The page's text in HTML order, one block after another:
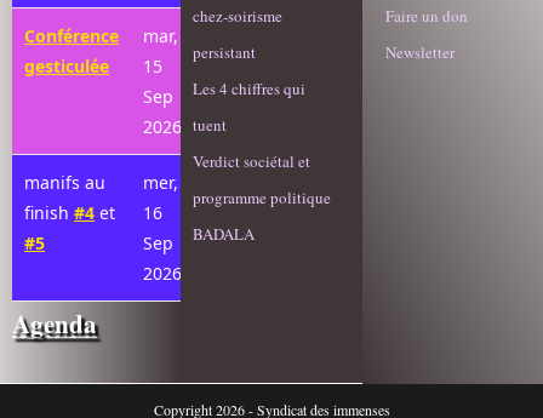
Conférence
gesticulée
mar,
15
Sep
2026
manifs au
finish #4 et
#5
mer,
16
Sep
2026
Agenda
chez-soirisme
persistant
Les 4 chiffres qui
tuent
Verdict sociétal et
programme politique
BADALA
Faire un don
Newsletter
Copyright 2026 - Syndicat des immenses